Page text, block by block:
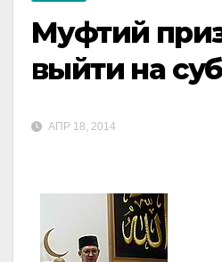
Муфтий
выйти на
АПР 18, 2014